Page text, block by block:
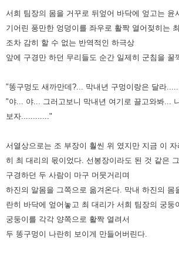
서희 팀장의 몸을 거꾸로 뒤엎어 바닥에 엎고는 윤
기어린 풍만한 엉덩이를 좌우로 활짝 열어젖히는
조차 감히 할 수 없는 반역적인 하극상
앞에 구경만 하던 무리들도 순간 일제히 군침을 꿀
"똥구멍도 새까만데?... 막내년 구멍이랑은 달라
"야... 야... 그러고보니 막내년 여기로 끌고와봐...
보자............"
서열상으로는 조 부장이 훨씬 위 였지만 지금 이
히 최 대리의 몫이었다. 선봉장이라도 된 것 같은
구경하던 두 사람이 마구 머뭇거리며
하진의 알몸을 그쪽으로 옮겨온다. 막내 하진의 몸
란히 바닥에 엎어놓고 최 대리가 서희 팀장의 궁둥
궁둥이를 각각 양쪽으로 활짝 열려서
두 똥구멍이 나란히 보이게 만들어버린다.